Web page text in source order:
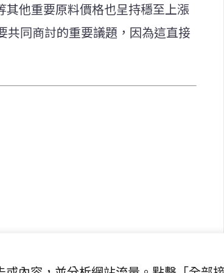
他重要原料價格也呈持穩至上漲
共同商討的重要議題，因為這直接